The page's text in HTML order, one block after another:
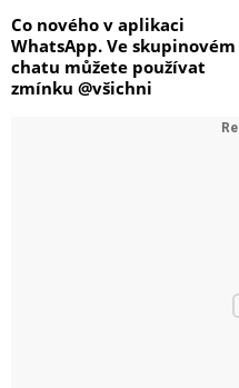
Co nového v aplikaci
WhatsApp. Ve skupinovém
chatu můžete používat
zmínku @všichni